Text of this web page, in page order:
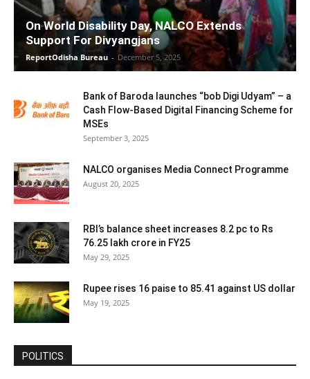
On World Disability Day, NALCO Extends
Support For Divyangjans
ReportOdisha Bureau - December 5, 2025
Bank of Baroda launches “bob Digi Udyam” – a
Cash Flow-Based Digital Financing Scheme for
MSEs
September 3, 2025
NALCO organises Media Connect Programme
August 20, 2025
RBI’s balance sheet increases 8.2 pc to Rs
76.25 lakh crore in FY25
May 29, 2025
Rupee rises 16 paise to 85.41 against US dollar
May 19, 2025
POLITICS